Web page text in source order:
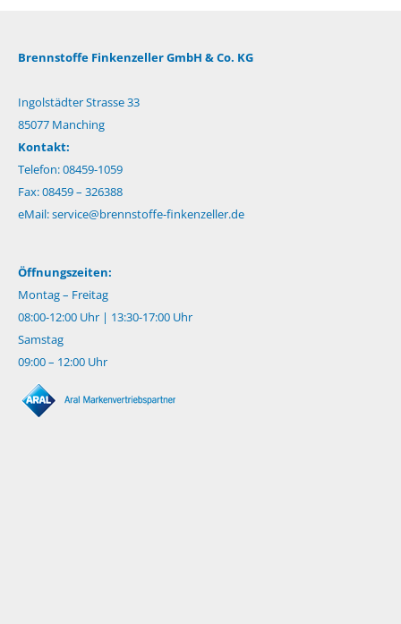
Brennstoffe Finkenzeller GmbH & Co. KG
Ingolstädter Strasse 33
85077 Manching
Kontakt:
Telefon: 08459-1059
Fax: 08459 – 326388
eMail:service@brennstoffe-finkenzeller.de
Öffnungszeiten:
Montag – Freitag
08:00-12:00 Uhr | 13:30-17:00 Uhr
Samstag
09:00 – 12:00 Uhr